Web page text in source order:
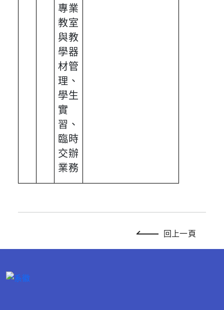
專業
教室
與教
學器
材管
理、
學生
實
習、
臨時
交辦
業務
回上一頁